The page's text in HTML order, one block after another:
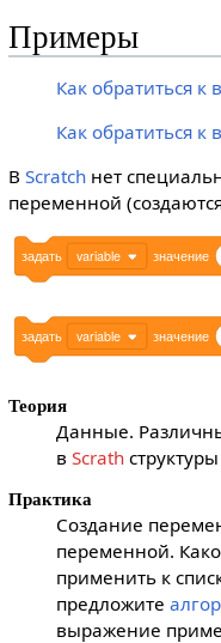
Примеры
Как обратиться
Как обратиться
В Scratchнет
переменной
задать variable значение
задать variable значение
Теория
Данные.
в Scrath
Практика
Создание
переменной.
применить к
предложите
выражение